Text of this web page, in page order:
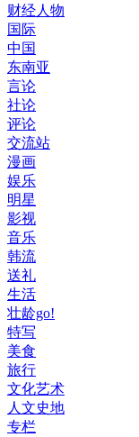
财经人物
国际
中国
东南亚
言论
社论
评论
交流站
漫画
娱乐
明星
影视
音乐
韩流
送礼
生活
壮龄go!
特写
美食
旅行
文化艺术
人文史地
专栏